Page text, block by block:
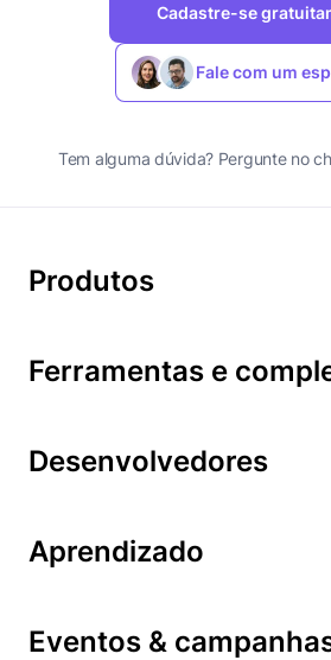
Cadastre-se
Fale com um
Tem alguma dúvida? Pergunte no
Produtos
Ferramentas e
Desenvolvedores
Aprendizado
Eventos &